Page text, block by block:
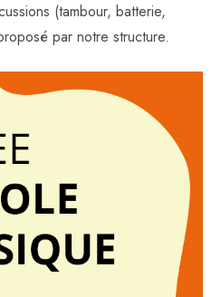
(tambour, batterie,
par notre structure.